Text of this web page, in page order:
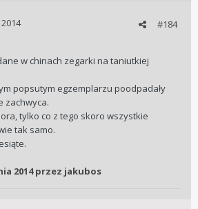
#184
w chinach zegarki na taniutkiej
popsutym egzemplarzu poodpadały
zachwyca.
tylko co z tego skoro wszystkie
tak samo.
2014przez jakubos